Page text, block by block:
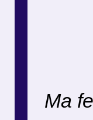
Ma